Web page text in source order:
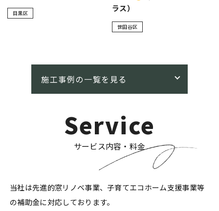
目黒区
ラス）
世田谷区
Service
サービス内容・料金
当社は先進的窓リノベ事業、子育てエコホーム支援事業等
の補助金に対応しております。